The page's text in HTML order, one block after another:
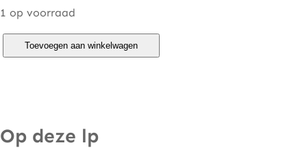
1 op voorraad
i
Toevoegen aan winkelwagen
Op deze lp